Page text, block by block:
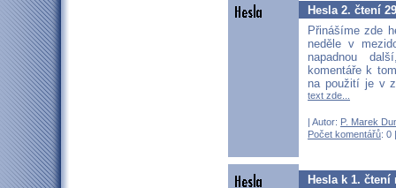
Hesla 2. čtení
Přinášíme zde
neděle v
napadnou
komentáře k
na použití je v
text zde...
| Autor: P. Marek
Počet komentářů: 0
Hesla k 1. čtení